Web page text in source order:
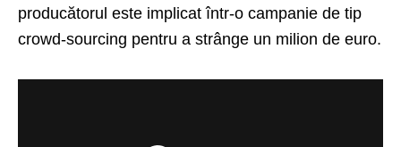
producătorul este implicat într-o campanie de tip
crowd-sourcing pentru a strânge un milion de euro.